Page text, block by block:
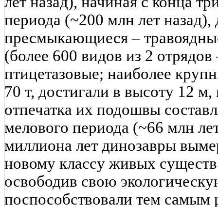
периода (~200 млн лет
пресмыкающиеся –
(более 600 видов из 2
птицетазовые; наиболее
70 т, достигали в высоту 12
отпечатка их подошвы
мелового периода (~66 млн
миллиона лет динозавры
новому классу живых
освободив свою
поспособствовали тем самым